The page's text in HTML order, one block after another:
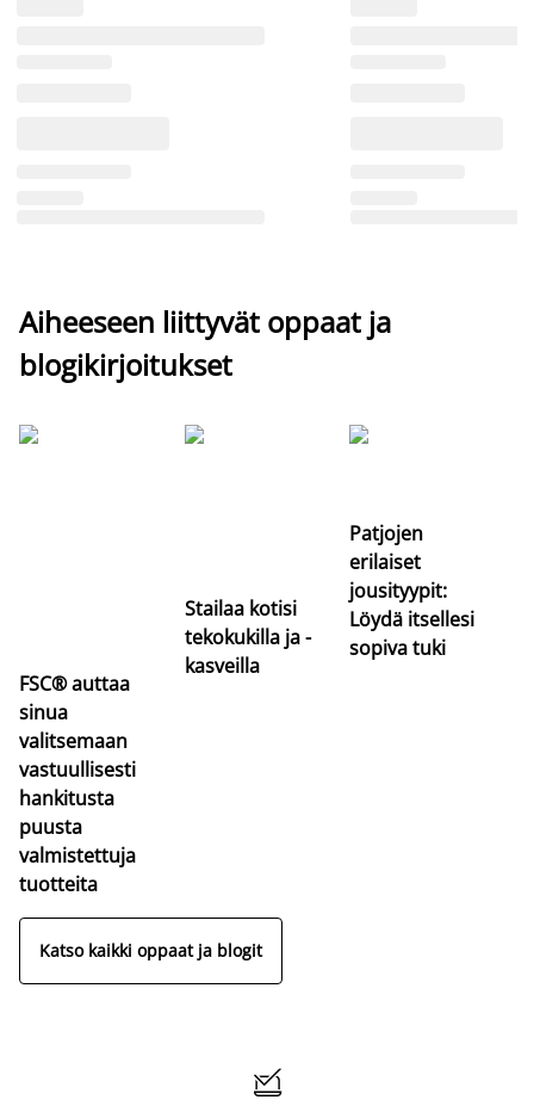
Aiheeseen liittyvät oppaat ja
blogikirjoitukset
FSC® auttaa
sinua
valitsemaan
vastuullisesti
hankitusta
puusta
valmistettuja
tuotteita
Stailaa kotisi
tekokukilla ja -
kasveilla
Patjojen
erilaiset
jousityypit:
Löydä itsellesi
sopiva tuki
Katso kaikki oppaat ja blogit
